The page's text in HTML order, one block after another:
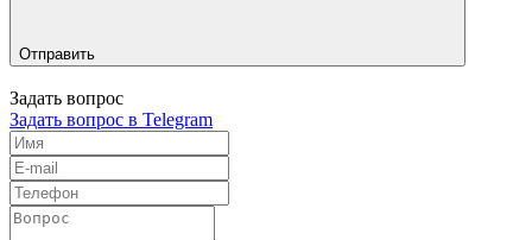
Отправить
Задать вопрос
Задать вопрос в Telegram